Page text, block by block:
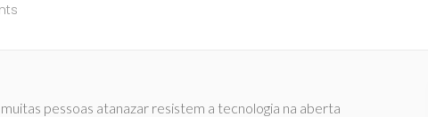
pessoas atanazar resistem a tecnologia na aberta